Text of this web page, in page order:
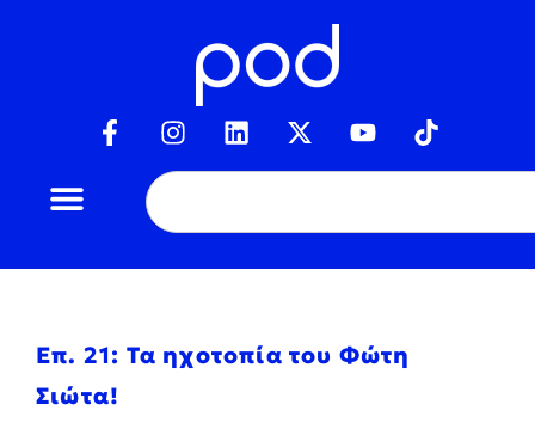
Επ. 21: Τα ηχοτοπία του Φώτη
Σιώτα!